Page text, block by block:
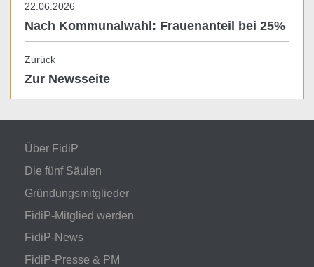
22.06.2026
Nach Kommunalwahl: Frauenanteil bei 25%
Zurück
Zur Newsseite
Über FidiP
Die fünf Säulen
Gründungsmitglieder
FidiP-Mitglied werden
FidiP-News
FidiP-Presse & PM